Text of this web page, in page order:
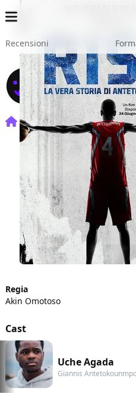
Recensioni
Home Film Rise
Regia
Akin Omotoso
Cast
Uche Agada
Giannis